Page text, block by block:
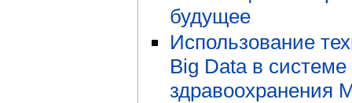
будущее
Использование
Big Data в системе
здравоохранения